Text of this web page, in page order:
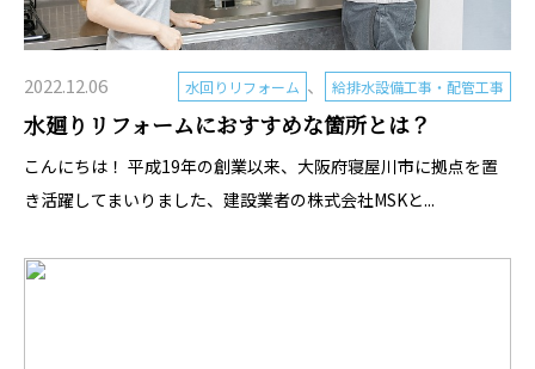
2022.12.06 水回りリフォーム 、 給排水設備工事・配管工事
水廻りリフォームにおすすめな箇所とは？
こんにちは！ 平成19年の創業以来、大阪府寝屋川市に拠点を置
き活躍してまいりました、建設業者の株式会社MSKと...